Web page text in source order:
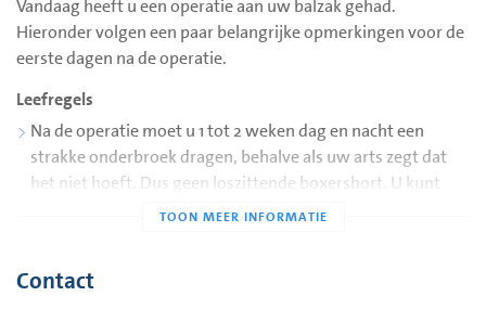
Vandaag heeft u een operatie aan uw balzak gehad.
Hieronder volgen een paar belangrijke opmerkingen voor de
eerste dagen na de operatie.
Leefregels
Na de operatie moet u 1 tot 2 weken dag en nacht een
strakke onderbroek dragen, behalve als uw arts zegt dat
het niet hoeft. Dus geen loszittende boxershort. U kunt
eventueel ook twee onderbroeken over elkaar aandoen om
De bruine hechtpleister mag u na 7 dagen verwijderen. De
hechtingen lossen binnen 2-3 weken vanzelf op.
Contact